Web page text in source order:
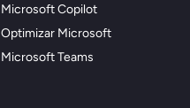
Microsoft Copilot
Optimizar Microsoft
Microsoft Teams